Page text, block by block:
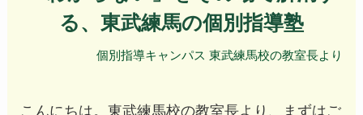
る、東武練馬の個別指導塾
個別指導キャンパス 東武練馬校の教室長より
こんにちは。東武練馬校の教室長より、まずはご